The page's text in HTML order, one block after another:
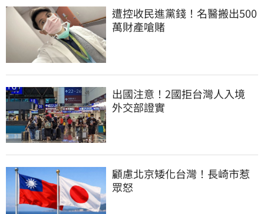
遭控收民進黨錢！名醫搬出500
萬財產嗆賭
出國注意！2國拒台灣人入境
外交部證實
顧慮北京矮化台灣！長崎市惹
眾怒